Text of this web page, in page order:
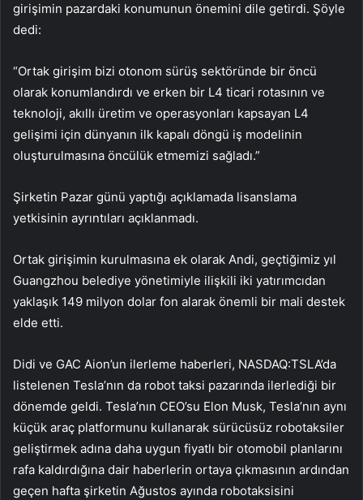
girişimin pazardaki konumunun önemini dile getirdi. Şöyle
dedi:
“Ortak girişim bizi otonom sürüş sektöründe bir öncü
olarak konumlandırdı ve erken bir L4 ticari rotasının ve
teknoloji, akıllı üretim ve operasyonları kapsayan L4
gelişimi için dünyanın ilk kapalı döngü iş modelinin
oluşturulmasına öncülük etmemizi sağladı.”
Şirketin Pazar günü yaptığı açıklamada lisanslama
yetkisinin ayrıntıları açıklanmadı.
Ortak girişimin kurulmasına ek olarak Andi, geçtiğimiz yıl
Guangzhou belediye yönetimiyle ilişkili iki yatırımcıdan
yaklaşık 149 milyon dolar fon alarak önemli bir mali destek
elde etti.
Didi ve GAC Aion’un ilerleme haberleri, NASDAQ:TSLA’da
listelenen Tesla’nın da robot taksi pazarında ilerlediği bir
dönemde geldi. Tesla’nın CEO’su Elon Musk, Tesla’nın aynı
küçük araç platformunu kullanarak sürücüsüz robotaksiler
geliştirmek adına daha uygun fiyatlı bir otomobil planlarını
rafa kaldırdığına dair haberlerin ortaya çıkmasının ardından
geçen hafta şirketin Ağustos ayında robotaksisini